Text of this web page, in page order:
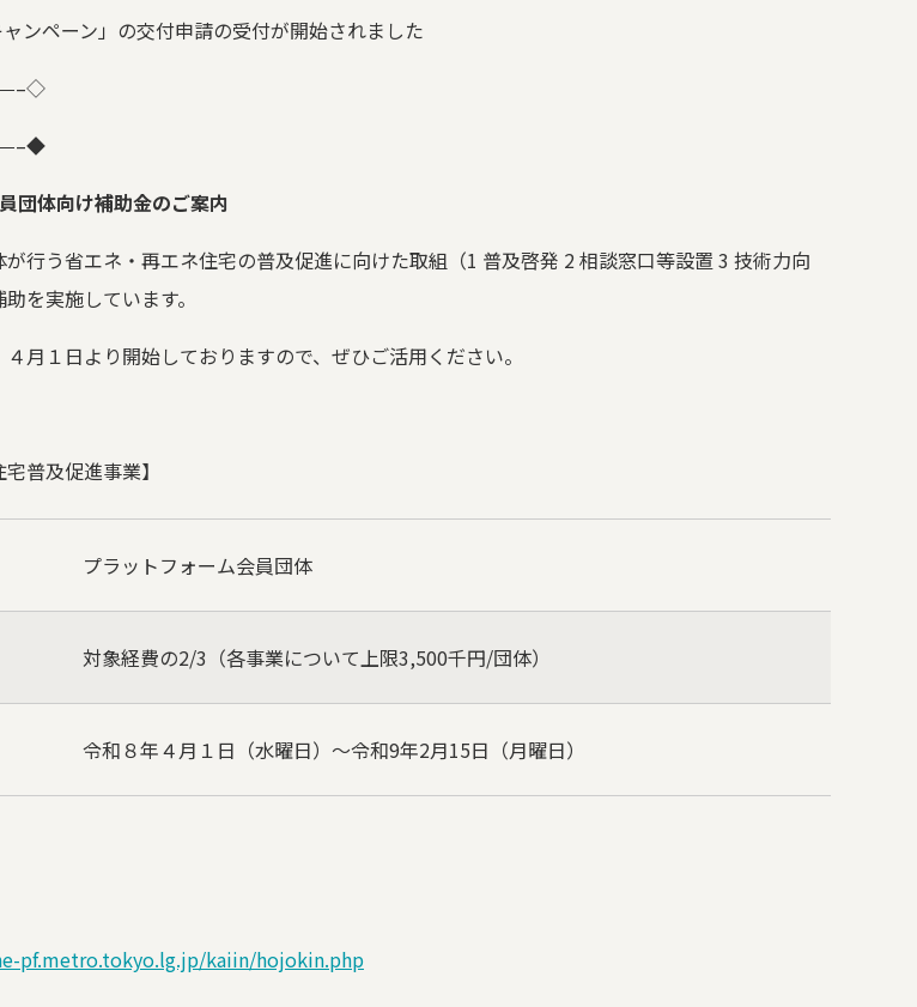
ンペーン」の交付申請の受付が開始されました
◇
◆
団体向け補助金のご案内
行う省エネ・再エネ住宅の普及促進に向けた取組（1 普及啓発 2相談窓口等設置 3 技術力向
を実施しています。
月１日より開始しておりますので、ぜひご活用ください。
普及促進事業】
プラットフォーム会員団体
対象経費の2/3 （各事業について上限3,500千円/団体）
令和８年４月１日（水曜日）～令和9年2月15日（月曜日）
pf.metro.tokyo.lg.jp/kaiin/hojokin.php